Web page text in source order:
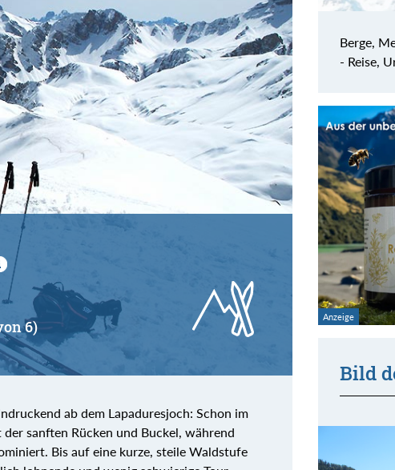
6)
ab dem Lapaduresjoch: Schon im
sanften Rücken und Buckel, während
Bis auf eine kurze, steile Waldstufe
Berge,
- Reise,
Bild